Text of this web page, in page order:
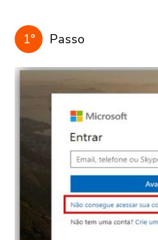
1º Passo